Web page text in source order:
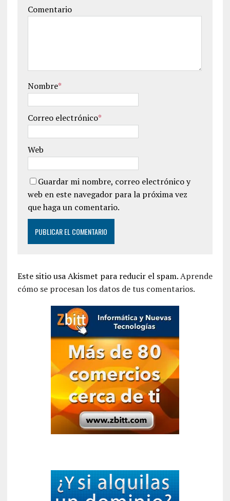
Comentario
Nombre*
Correo electrónico*
Web
Guardar mi nombre, correo electrónico y
web en este navegador para la próxima vez
que haga un comentario.
Este sitio usa Akismet para reducir el spam.Aprende
cómo se procesan los datos de tus comentarios.